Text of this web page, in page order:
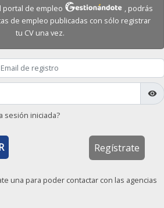
portal de empleo
, podrás
de empleo publicadas con sólo registrar
tu CV una vez.
visibility
sesión iniciada?
Regístrate
una para poder contactar con las agencias